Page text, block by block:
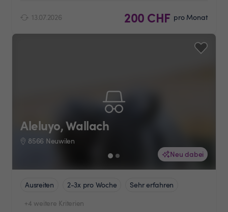
13.07.2026 200 CHF pro Monat
Neu dabei
Aleluyo, Wallach
8566 Neuwilen
Ausreiten 2-3x pro Woche
Sehr erfahren
+4 weitere Kriterien